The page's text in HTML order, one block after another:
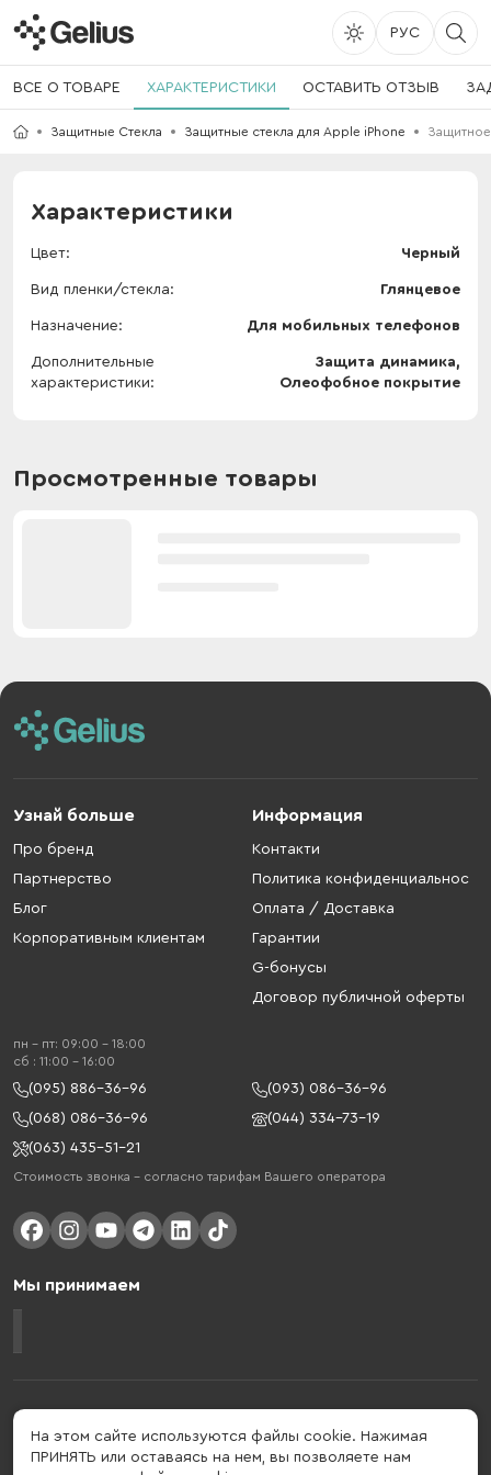
РУС
ВСЕ О ТОВАРЕ ХАРАКТЕРИСТИКИ ОСТАВИТЬ ОТЗЫВ
Защитные Стекла Защитные стекла для Apple iPhone Защитное
Характеристики
Цвет Черный
Вид пленки/стекла Глянцевое
Назначение Для мобильных телефонов
Дополнительные
характеристики
Защита динамика,
Олеофобное покрытие
Просмотренные товары
Узнай больше
Про бренд
Партнерство
Блог
Корпоративным клиентам
Информация
Контакти
Политика конфиденциальнос
Оплата / Доставка
Гарантии
G-бонусы
Договор публичной оферты
пн - пт: 09:00 - 18:00
cб : 11:00 - 16:00
(095) 886-36-96
(093) 086-36-96
(068) 086-36-96
(044) 334-73-19
(063) 435-51-21
Стоимость звонка – согласно тарифам Вашего оператора
Мы принимаем
Gelius - украинский бренд, который активно развивается в сфере
умных гаджетов и мобильных аксессуаров. Бренд подтвержден в 2013
году. Gelius - это больше, чем просто бренд, этот стиль жизни,
который об'єднує в собі драйв, радость, скорость, новації и
На этом сайте используются файлы cookie. Нажимая
ПРИНЯТЬ или оставаясь на нем, вы позволяете нам